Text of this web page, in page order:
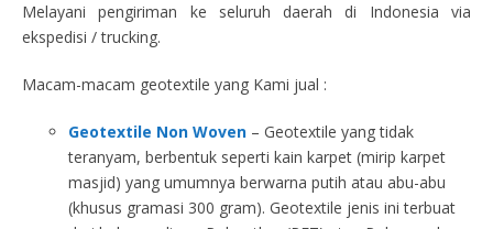
Melayani pengiriman ke seluruh daerah di Indonesia via
ekspedisi / trucking.
Macam-macam geotextile yang Kami jual :
Geotextile Non Woven – Geotextile yang tidak
teranyam, berbentuk seperti kain karpet (mirip karpet
masjid) yang umumnya berwarna putih atau abu-abu
(khusus gramasi 300 gram). Geotextile jenis ini terbuat